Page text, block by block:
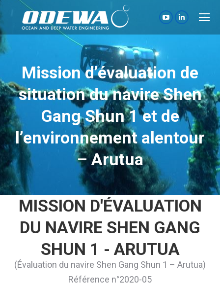
La
page
s'ouvre
dans
une
nouvelle
fenêtre
La
page
s'ouvre
dans
une
nouvelle
fenêtre
Mission d’évaluation de
situation du navire Shen
Gang Shun 1 et de
l’environnement alentour
– Arutua
MISSION D'ÉVALUATION
DU NAVIRE SHEN GANG
SHUN 1 - ARUTUA
(Évaluation du navire Shen Gang Shun 1 – Arutua)
Référence n°2020-05